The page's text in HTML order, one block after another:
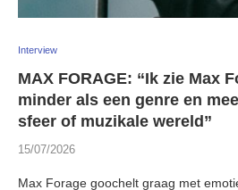
Interview
MAX FORAGE: “Ik zie Max
minder als een genre en
sfeer of muzikale wereld”
15/07/2026
Max Forage goochelt graag met